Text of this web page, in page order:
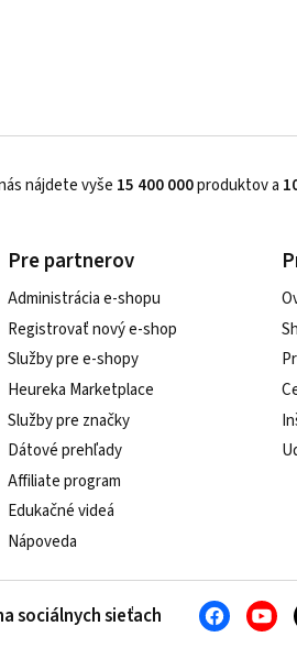
nájdete vyše 15 400 000produktov a
Pre partnerov
Administrácia e-shopu
Registrovať nový e-shop
Služby pre e‑shopy
Heureka Marketplace
Služby pre značky
Dátové prehľady
Affiliate program
Edukačné videá
Nápoveda
sociálnych sieťach